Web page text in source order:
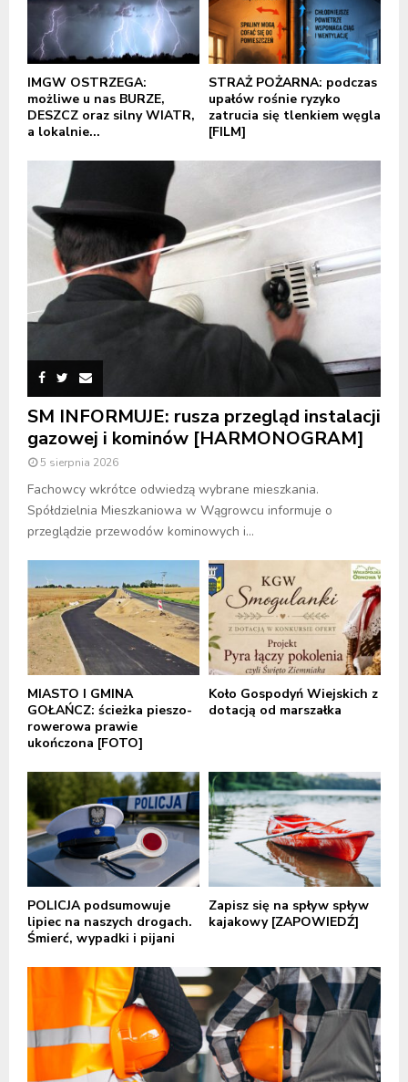
IMGW OSTRZEGA:
możliwe u nas BURZE,
DESZCZ oraz silny WIATR,
a lokalnie...
STRAŻ POŻARNA: podczas
upałów rośnie ryzyko
zatrucia się tlenkiem węgla
[FILM]
SM INFORMUJE: rusza przegląd instalacji
gazowej i kominów [HARMONOGRAM]
5 sierpnia 2026
Fachowcy wkrótce odwiedzą wybrane mieszkania.
Spółdzielnia Mieszkaniowa w Wągrowcu informuje o
przeglądzie przewodów kominowych i...
MIASTO I GMINA
GOŁAŃCZ: ścieżka pieszo-
rowerowa prawie
ukończona [FOTO]
Koło Gospodyń Wiejskich z
dotacją od marszałka
POLICJA podsumowuje
lipiec na naszych drogach.
Śmierć, wypadki i pijani
Zapisz się na spływ spływ
kajakowy [ZAPOWIEDŹ]